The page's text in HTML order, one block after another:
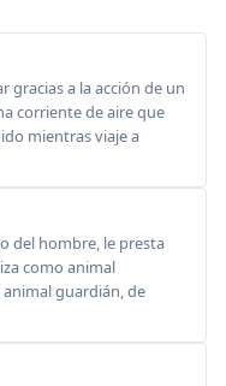
gracias a la acción de un
corriente de aire que
mientras viaje a
del hombre, le presta
como animal
guardián, de